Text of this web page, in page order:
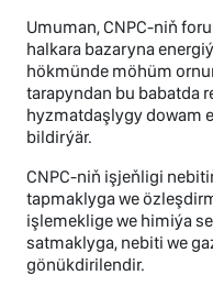
Umuman, CNPC-niň
halkara bazaryna
hökmünde möhüm
tarapyndan bu babatda
hyzmatdaşlygy dowam
bildirýär.
CNPC-niň işjeňligi
tapmaklyga we
işlemeklige we himiýa
satmaklyga, nebiti we
gönükdirilendir.